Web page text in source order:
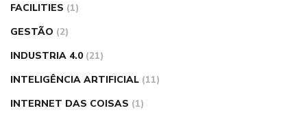
FACILITIES (1)
GESTÃO (2)
INDUSTRIA 4.0 (21)
INTELIGÊNCIA ARTIFICIAL (11)
INTERNET DAS COISAS (1)